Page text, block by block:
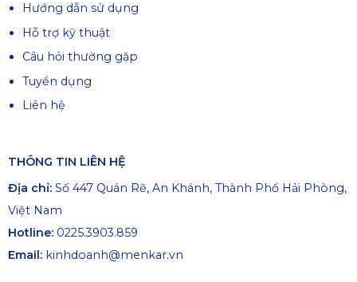
Hướng dẫn sử dụng
Hỗ trợ kỹ thuật
Câu hỏi thường gặp
Tuyển dụng
Liên hệ
THÔNG TIN LIÊN HỆ
Địa chỉ: Số 447 Quán Rẽ, An Khánh, Thành Phố Hải Phòng,
Việt Nam
Hotline: 0225.3903.859
Email: kinhdoanh@menkar.vn